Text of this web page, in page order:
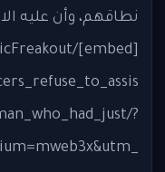
نطاقهم، وأن عليه
?